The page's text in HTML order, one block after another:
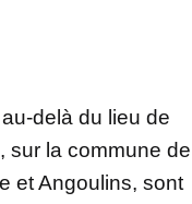
delà du lieu de
sur la commune de
et Angoulins, sont